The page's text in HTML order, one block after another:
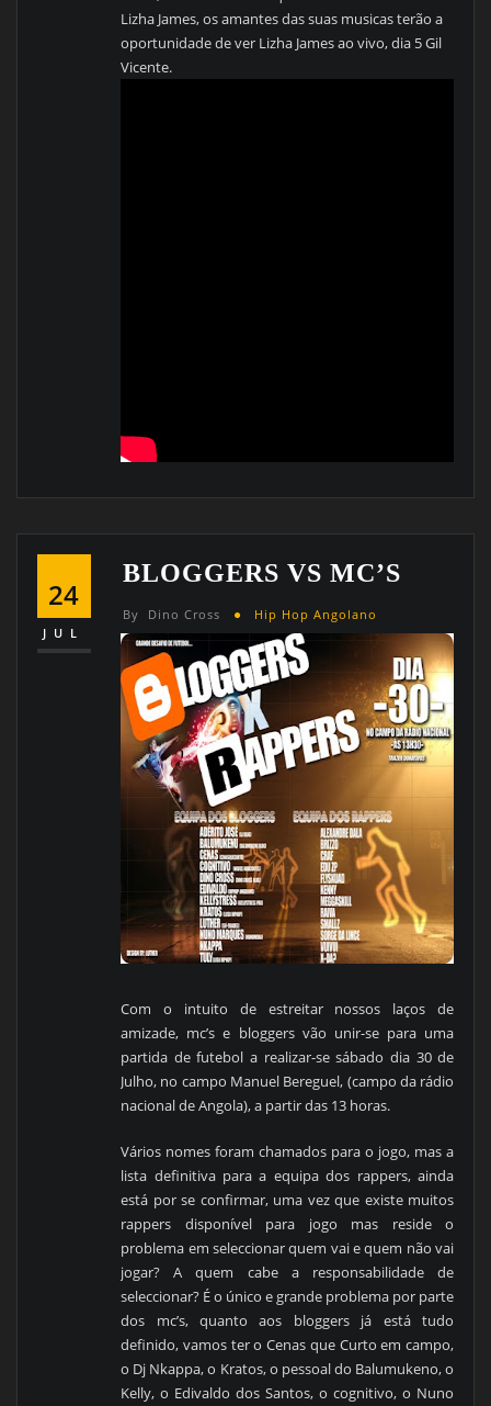
Lizha James, os amantes das suas musicas terão a
oportunidade de ver Lizha James ao vivo, dia 5 Gil
Vicente.
24
JUL
BLOGGERS VS MC’S
By Dino Cross Hip Hop Angolano
Com o intuito de estreitar nossos laços de
amizade, mc’s e bloggers vão unir-se para uma
partida de futebol a realizar-se sábado dia 30 de
Julho, no campo Manuel Bereguel, (campo da rádio
nacional de Angola), a partir das 13 horas.
Vários nomes foram chamados para o jogo, mas a
lista definitiva para a equipa dos rappers, ainda
está por se confirmar, uma vez que existe muitos
rappers disponível para jogo mas reside o
problema em seleccionar quem vai e quem não vai
jogar? A quem cabe a responsabilidade de
seleccionar? É o único e grande problema por parte
dos mc’s, quanto aos bloggers já está tudo
definido, vamos ter o Cenas que Curto em campo,
o Dj Nkappa, o Kratos, o pessoal do Balumukeno, o
Kelly, o Edivaldo dos Santos, o cognitivo, o Nuno